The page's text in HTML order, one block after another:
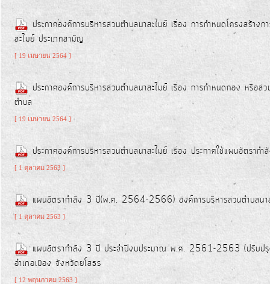
ดำเนิน
งาน
บริการ
ข้อมูล
เงิน-
การ
คลัง
การ
จัดการ
ความ
รู้
ประกาศองค์การบริหารส่วนตำบลนาสะไมย์ เรื่อง การกำหนดโครงสร้าง
สะไมย์ ประเภทสามัญ
[ 19 เมษายน 2564 ]
ประกาศองค์การบริหารส่วนตำบลนาสะไมย์ เรื่อง การกำหนดกอง หรือส่
ตำบล
[ 19 เมษายน 2564 ]
ประกาศองค์การบริหารส่วนตำบลนาสะไมย์ เรื่อง ประกาศใช้แผนอัต
[ 1 ตุลาคม 2563 ]
แผนอัตรากำลัง 3 ปี(พ.ศ. 2564-2566) องค์การบริหารส่วนตำบลนาส
[ 1 ตุลาคม 2563 ]
แผนอัตรากำลัง 3 ปี ประจำปีงบประมาณ พ.ศ. 2561-2563 (ปรับปรุ
อำเภอเมือง จังหวัดยโสธร
[ 12 พฤษภาคม 2563 ]